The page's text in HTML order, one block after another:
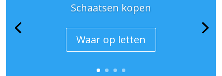
Schaatsen kopen
Waar op letten